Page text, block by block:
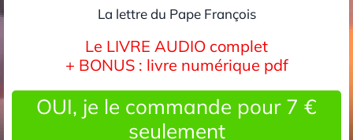
La lettre du Pape François
Le LIVRE AUDIO complet
+ BONUS : livre numérique pdf
OUI, je le commande pour 7 €
seulement